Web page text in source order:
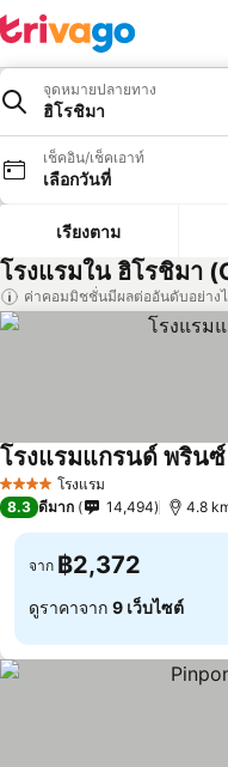
จุดหมายปลายทาง
ฮิโรชิมา
เช็คอิน/เช็คเอาท์
เลือกวันที่
เรียงตาม
โรงแรมใน ฮิโรชิมา
ค่าคอมมิชชั่นมีผลต่ออันดับอย่าง
4 ดาว โรงแรม
โรงแรมแกรนด์ พริน
8.3 ดีมาก 14,494 4.8
จาก ฿2,372
ดูราคาจาก 9 เว็บไซต์